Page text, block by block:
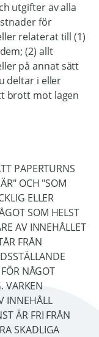
utgifter av alla
för
relaterat till (1)
(2) allt
på annat sätt
deltar i eller
brott mot lagen
PAPERTURNS
OCH "SOM
ELLER
SOM HELST
AV INNEHÅLLET
FRÅN
NÅGOT
VARKEN
INNEHÅLL
ÄR FRI FRÅN
SKADLIGA